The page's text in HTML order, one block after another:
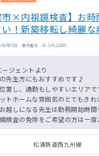
市×内視鏡検査】お
！新築移転し綺麗
08月05日 案件番号 : 26-SF612680
ジェントより
先生方にもおすすめです♪
置し、通勤もしやすいエリアで
ホームな雰囲気のとてもきれ
越しになる先生は勤務開始時間
検査の免除をご希望の方は一度
松浦鉄道西九州線